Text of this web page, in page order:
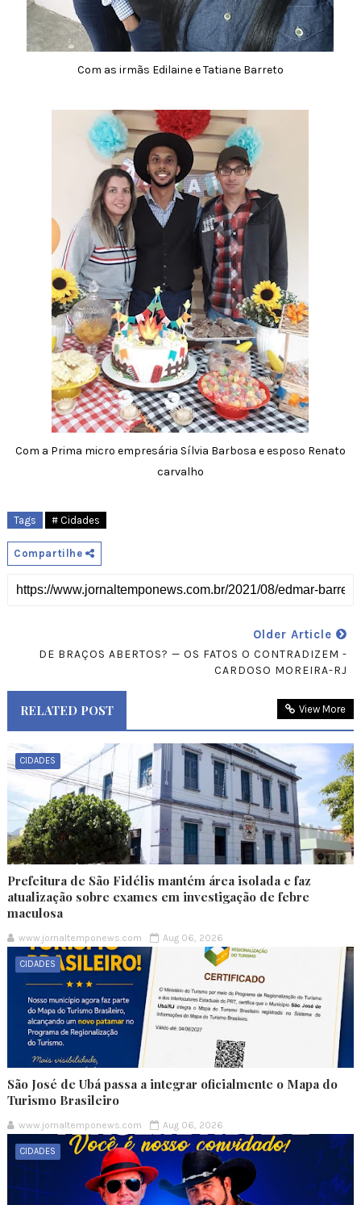
Com as irmãs Edilaine e Tatiane Barreto
Com a Prima micro empresária Sílvia Barbosa e esposo Renato
carvalho
Tags # Cidades
Compartilhe
Older Article
DE BRAÇOS ABERTOS? — OS FATOS O CONTRADIZEM -
CARDOSO MOREIRA-RJ
RELATED POST View More
CIDADES
Prefeitura de São Fidélis mantém área isolada e faz
atualização sobre exames em investigação de febre
maculosa
www.jornaltemponews.com Aug 06, 2026
CIDADES
São José de Ubá passa a integrar oficialmente o Mapa do
Turismo Brasileiro
www.jornaltemponews.com Aug 06, 2026
CIDADES